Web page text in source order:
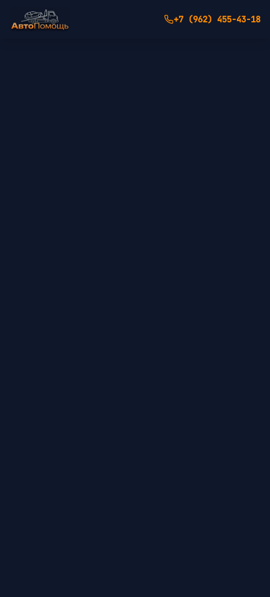
+7 (962) 455-43-18